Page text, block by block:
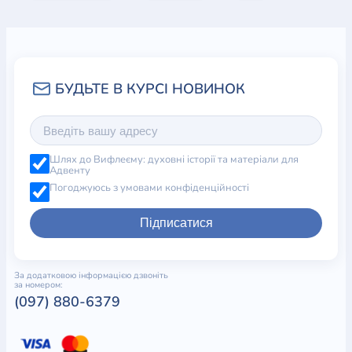
Руководство малыми группами
Молодёжная Альфа - альтернативные идеи
поклонения
Проведение беседы на Молодёжной Альфе
Служение на Молодёжной Альфе
Использование Библии на Молодёжной Альфе
Использование технических средств на
Молодёжной Альфе
Проведение Молодёжной Альфы в школах
Глава 5. Три программы
Программа "Альфа-Техно для молодёжи"
Программа "Альфа-Экспресс для молодёжи"
Шлях до Вифлеєму: духовні історії та матеріали для
Адвенту
Погоджуюсь з умовами конфіденційності
Підписатися
За додатковою інформацією дзвоніть
за номером:
(097) 880-6379